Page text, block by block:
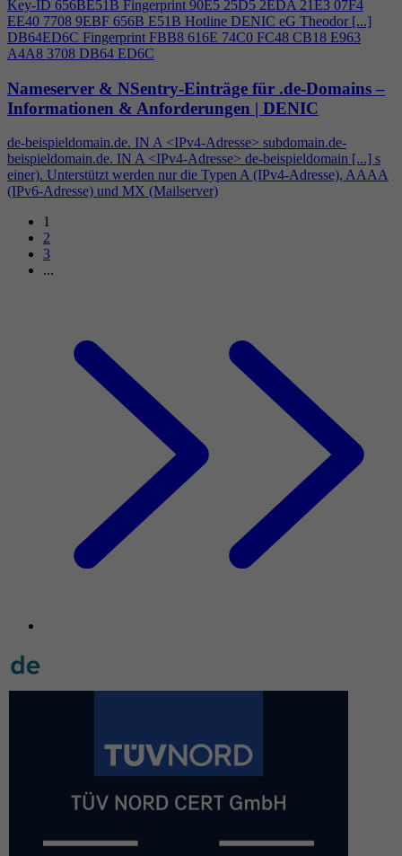
Key-ID 656BE51B Fingerprint 90E5 25D5 2EDA 21E3 07F4
EE40 7708 9EBF 656B E51B Hotline DENIC eG Theodor [...]
DB64ED6C Fingerprint FBB8 616E 74C0 FC48 CB18 E963
A4A8 3708 DB64 ED6C
Nameserver & NSentry-Einträge für .de-Domains –
Informationen & Anforderungen | DENIC
de-beispieldomain.de. IN A <IPv4-Adresse> subdomain.de-
beispieldomain.de. IN A <IPv4-Adresse> de-beispieldomain [...] s
einer). Unterstützt werden nur die Typen A (IPv4-Adresse), AAAA
(IPv6-Adresse) und MX (Mailserver)
1
2
3
...